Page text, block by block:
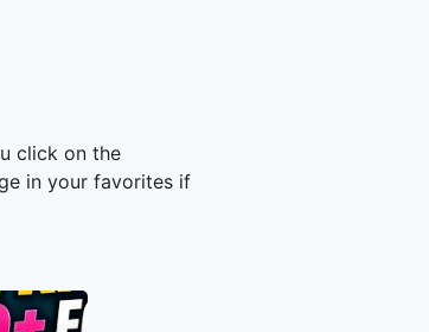
click on the
in your favorites if